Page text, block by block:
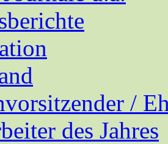
/
des Jahres